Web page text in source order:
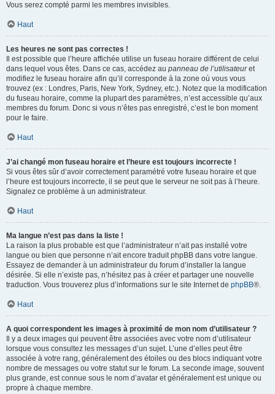
Vous serez compté parmi les membres invisibles.
Haut
Les heures ne sont pas correctes !
Il est possible que l’heure affichée utilise un fuseau horaire différent de celui
dans lequel vous êtes. Dans ce cas, accédez au panneau de l’utilisateuret
modifiez le fuseau horaire afin qu’il corresponde à la zone où vous vous
trouvez (ex : Londres, Paris, New York, Sydney, etc.). Notez que la modification
du fuseau horaire, comme la plupart des paramètres, n’est accessible qu’aux
membres du forum. Donc si vous n’êtes pas enregistré, c’est le bon moment
pour le faire.
Haut
J’ai changé mon fuseau horaire et l’heure est toujours incorrecte !
Si vous êtes sûr d’avoir correctement paramétré votre fuseau horaire et que
l’heure est toujours incorrecte, il se peut que le serveur ne soit pas à l’heure.
Signalez ce problème à un administrateur.
Haut
Ma langue n’est pas dans la liste !
La raison la plus probable est que l’administrateur n’ait pas installé votre
langue ou bien que personne n’ait encore traduit phpBB dans votre langue.
Essayez de demander à un administrateur du forum d’installer la langue
désirée. Si elle n’existe pas, n’hésitez pas à créer et partager une nouvelle
traduction. Vous trouverez plus d’informations sur le site Internet de phpBB®.
Haut
A quoi correspondent les images à proximité de mon nom d’utilisateur ?
Il y a deux images qui peuvent être associées avec votre nom d’utilisateur
lorsque vous consultez les messages d’un sujet. L’une d’elles peut être
associée à votre rang, généralement des étoiles ou des blocs indiquant votre
nombre de messages ou votre statut sur le forum. La seconde image, souvent
plus grande, est connue sous le nom d’avatar et généralement est unique ou
propre à chaque membre.